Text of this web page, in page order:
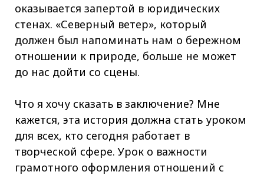
оказывается запертой в юридических
стенах. «Северный ветер», который
должен был напоминать нам о бережном
отношении к природе, больше не может
до нас дойти со сцены.
Что я хочу сказать в заключение? Мне
кажется, эта история должна стать уроком
для всех, кто сегодня работает в
творческой сфере. Урок о важности
грамотного оформления отношений с